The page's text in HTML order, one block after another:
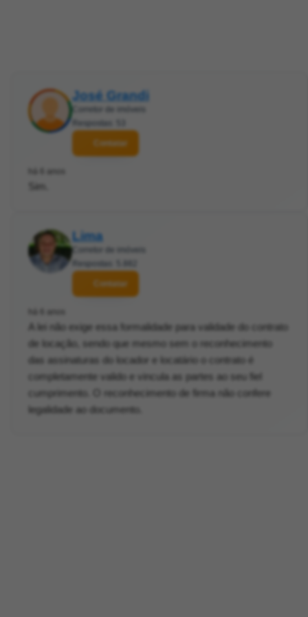
José Grandi
Contatar
Sim.
Lima
Contatar
A lei não exige essa formalidade para validade do contrato
de locação, sendo que mesmo sem o reconhecimento
das assinaturas do locador e locatário o contrato é
completamente valido e vincula as partes ao seu fiel
cumprimento. O reconhecimento de firma não confere
legalidade ao documento.